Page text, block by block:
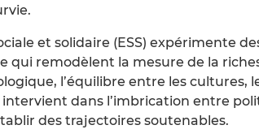
et solidaire (ESS) expérimente
qui remodèlent la mesure de la
l’équilibre entre les cultures,
dans l’imbrication entre
des trajectoires soutenables.